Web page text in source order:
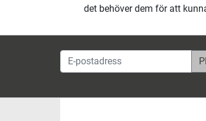
det behöver dem för att
E-postadress